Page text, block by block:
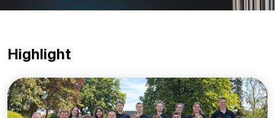
Highlight